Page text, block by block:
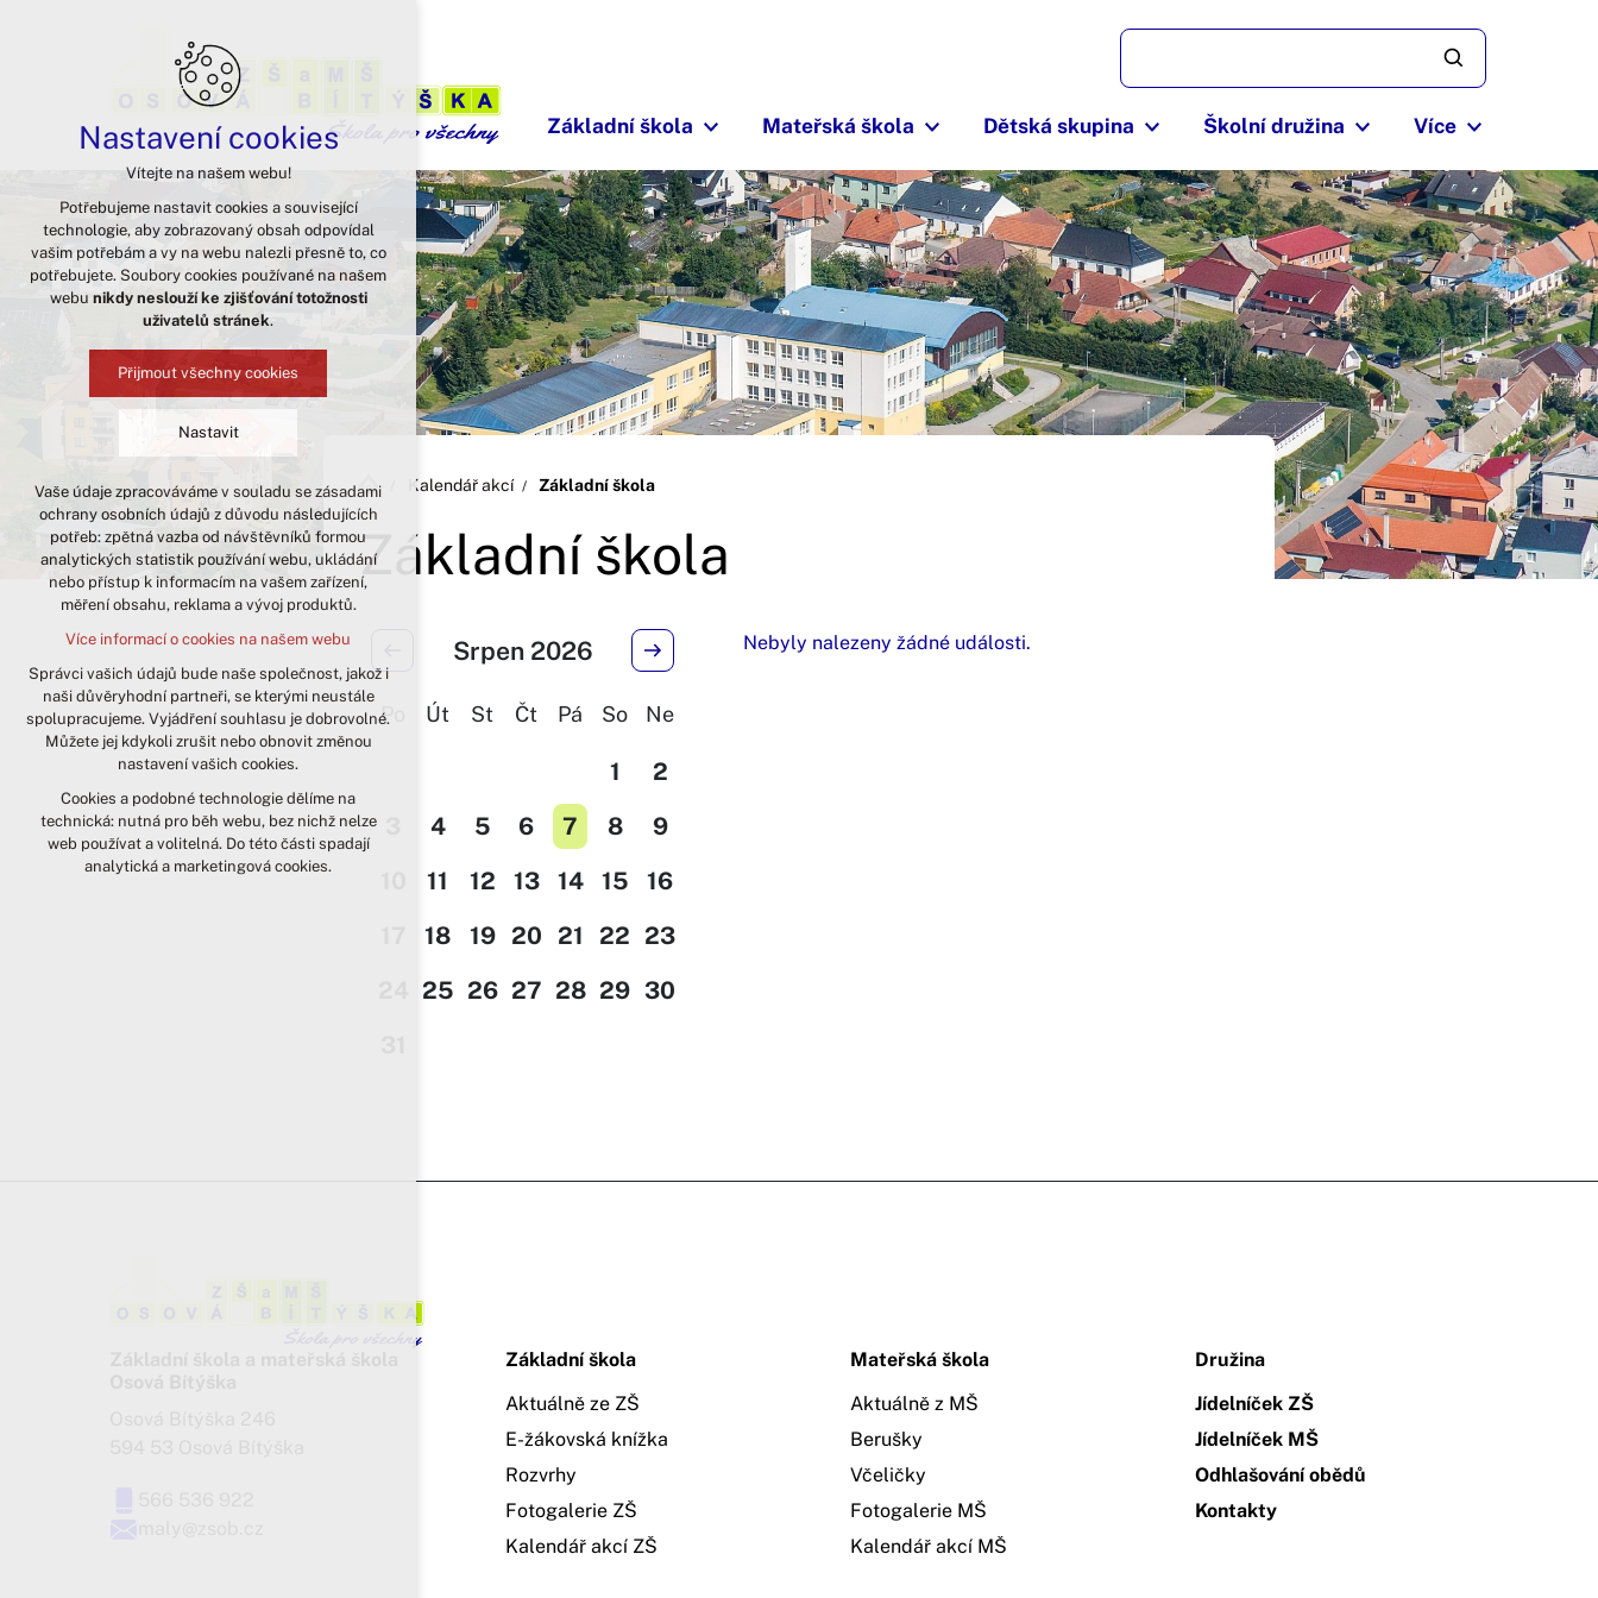
Základní škola Mateřská škola Dětská skupina Školní družina Více
Kalendář akcí Základní škola
Základní škola
Srpen 2026
Po Út St Čt Pá So Ne
1
2
4 5 6 7 8
9
11 12 13 14 15
16
18 19 20 21 22 23
25 26 27 28 29 30
Nebyly nalezeny žádné události.
Základní škola
Aktuálně ze ZŠ
E-žákovská knížka
Rozvrhy
Fotogalerie ZŠ
Kalendář akcí ZŠ
Mateřská škola
Aktuálně z MŠ
Berušky
Včeličky
Fotogalerie MŠ
Kalendář akcí MŠ
Družina
Jídelníček ZŠ
Jídelníček MŠ
Odhlašování obědů
Kontakty
Nastavení cookies
Vítejte na našem webu!
Potřebujeme nastavit cookies a související
technologie, aby zobrazovaný obsah odpovídal
vašim potřebám a vy na webu nalezli přesně to, co
potřebujete. Soubory cookies používané na našem
webu nikdy neslouží ke zjišťování totožnosti
uživatelů stránek.
Přijmout všechny cookies
Nastavit
Technická cookies
nutná pro provozování webu
udržení kontextu stránek (session):
případná přihlášení, volby jazyka, apod.
analytická pro anonymizované
vyhodnocení návštěvnosti
marketingová cookies (Google)
Více informací o cookies na našem webu
Přijmout všechny cookies
Odmítnout vše
Vaše údaje zpracováváme v souladu se zásadami
ochrany osobních údajů z důvodu následujících
potřeb: zpětná vazba od návštěvníků formou
analytických statistik používání webu, ukládání
nebo přístup k informacím na vašem zařízení,
měření obsahu, reklama a vývoj produktů.
Více informací o cookies na našem webu
Správci vašich údajů bude naše společnost, jakož i
naši důvěryhodní partneři, se kterými neustále
spolupracujeme. Vyjádření souhlasu je dobrovolné.
Můžete jej kdykoli zrušit nebo obnovit změnou
nastavení vašich cookies.
Cookies a podobné technologie dělíme na
technická: nutná pro běh webu, bez nichž nelze
web používat a volitelná. Do této části spadají
analytická a marketingová cookies.